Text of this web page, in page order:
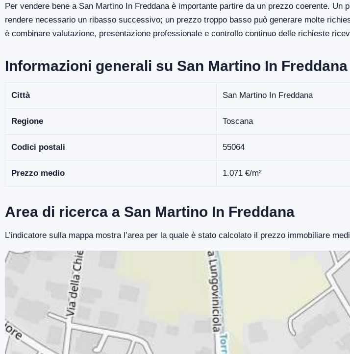
Per vendere bene a San Martino In Freddana è importante partire da un prezzo coerente. Un
rendere necessario un ribasso successivo; un prezzo troppo basso può generare molte
è combinare valutazione, presentazione professionale e controllo continuo delle richieste
Informazioni generali su San Martino In Freddana
Città San Martino In Freddana
Regione Toscana
Codici postali 55064
Prezzo medio 1.071 €/m²
Area di ricerca a San Martino In Freddana
L’indicatore sulla mappa mostra l’area per la quale è stato calcolato il prezzo immobiliare